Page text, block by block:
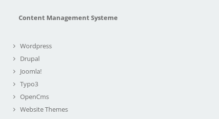
Content Management Systeme
Wordpress
Drupal
Joomla!
Typo3
OpenCms
Website Themes